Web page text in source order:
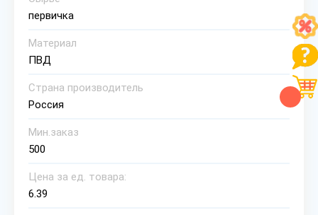
первичка
Материал
ПВД
Страна производитель
Россия
Мин.заказ
500
Цена за ед. товара:
6.39